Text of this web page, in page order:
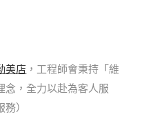
美店 ，工程師會秉持「維
念，全力以赴為客人服
）